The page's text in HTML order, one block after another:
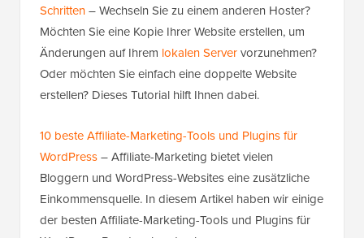
Schritten– Wechseln Sie zu einem anderen Hoster?
Möchten Sie eine Kopie Ihrer Website erstellen, um
Änderungen auf Ihrem lokalen Servervorzunehmen?
Oder möchten Sie einfach eine doppelte Website
erstellen? Dieses Tutorial hilft Ihnen dabei.
10 beste Affiliate-Marketing-Tools und Plugins für
WordPress– Affiliate-Marketing bietet vielen
Bloggern und WordPress-Websites eine zusätzliche
Einkommensquelle. In diesem Artikel haben wir einige
der besten Affiliate-Marketing-Tools und Plugins für